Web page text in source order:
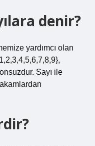
denir?
yardımcı olan
Sayı ile